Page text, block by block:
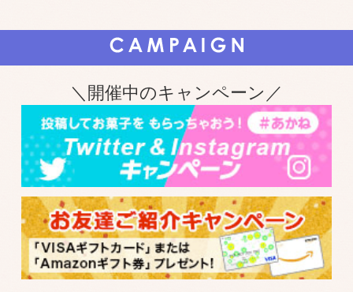
＼開催中のキャンペーン／